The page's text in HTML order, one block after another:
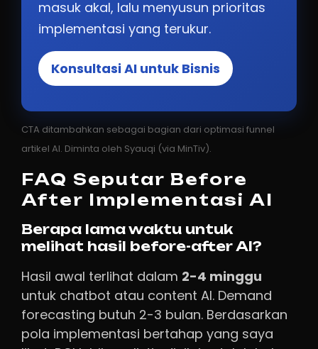
masuk akal, lalu menyusun prioritas
implementasi yang terukur.
Konsultasi AI untuk Bisnis
CTA ditambahkan sebagai bagian dari optimasi funnel
artikel AI. Diminta oleh Syauqi (via MinTiv).
FAQ Seputar Before
After Implementasi AI
Berapa lama waktu untuk
melihat hasil before-after AI?
Hasil awal terlihat dalam 2-4 minggu
untuk chatbot atau content AI. Demand
forecasting butuh 2-3 bulan. Berdasarkan
pola implementasi bertahap yang saya